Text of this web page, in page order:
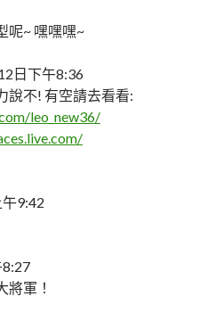
呢~ 嘿嘿嘿~
日下午8:36
說不! 有空請去看看:
leo_new36/
9:42
將軍！